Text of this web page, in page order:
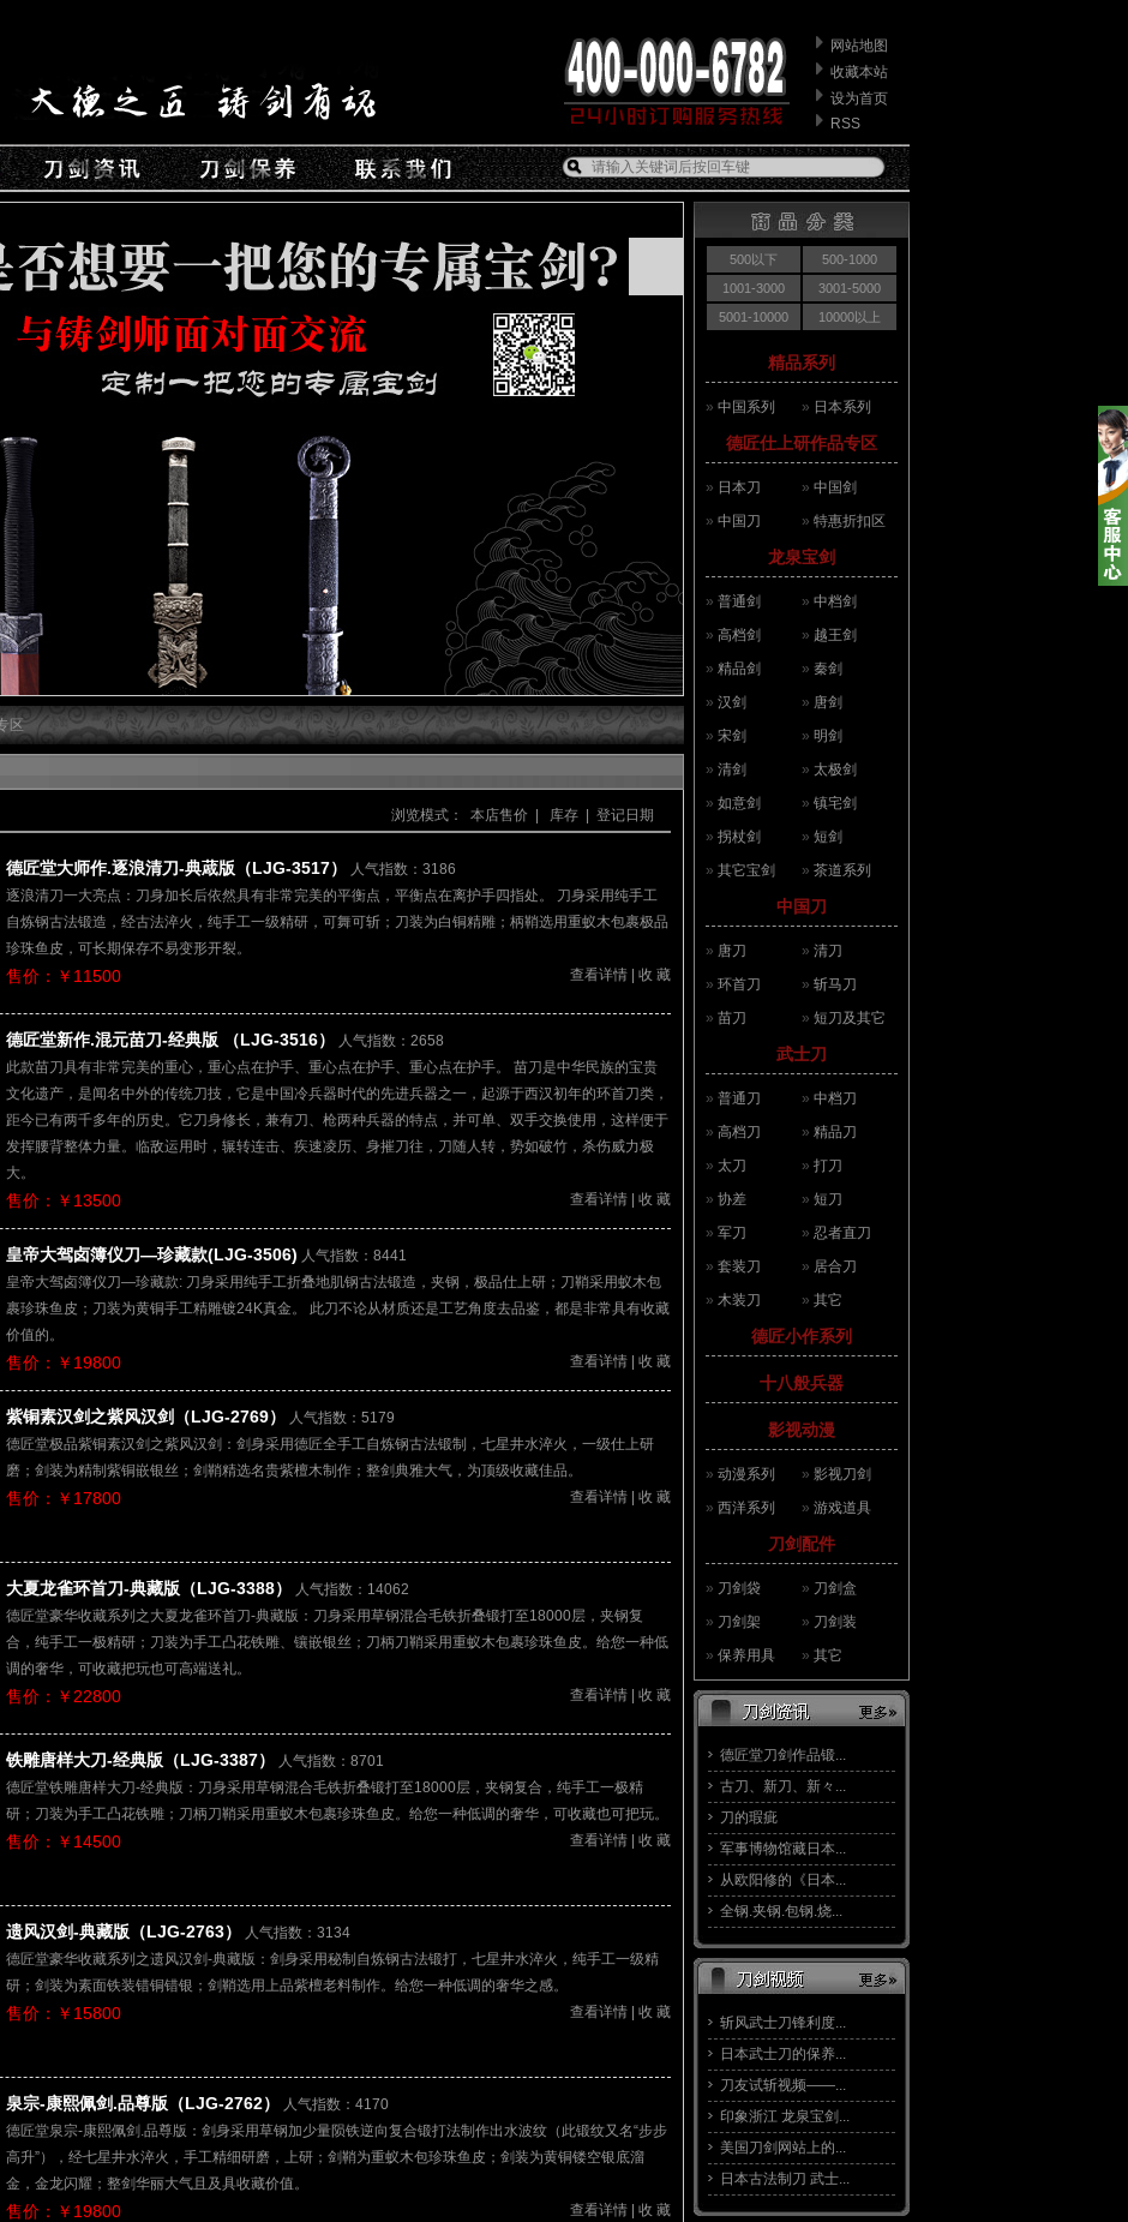
网站地图
收藏本站
设为首页
RSS
500以下
500-1000
1001-3000
3001-5000
5001-10000
10000以上
精品系列
» 中国系列 » 日本系列
德匠仕上研作品专区
» 日本刀 » 中国剑
» 中国刀 » 特惠折扣区
龙泉宝剑
» 普通剑 » 中档剑
» 高档剑 » 越王剑
» 精品剑 » 秦剑
» 汉剑 » 唐剑
» 宋剑 » 明剑
» 清剑 » 太极剑
» 如意剑 » 镇宅剑
» 拐杖剑 » 短剑
» 其它宝剑 » 茶道系列
中国刀
» 唐刀 » 清刀
» 环首刀 » 斩马刀
» 苗刀 » 短刀及其它
武士刀
» 普通刀 » 中档刀
» 高档刀 » 精品刀
» 太刀 » 打刀
» 协差 » 短刀
» 军刀 » 忍者直刀
» 套装刀 » 居合刀
» 木装刀 » 其它
德匠小作系列
十八般兵器
影视动漫
» 动漫系列 » 影视刀剑
» 西洋系列 » 游戏道具
刀剑配件
» 刀剑袋 » 刀剑盒
» 刀剑架 » 刀剑装
» 保养用具 » 其它
德匠堂刀剑作品锻...
古刀、新刀、新々...
刀的瑕疵
军事博物馆藏日本...
从欧阳修的《日本...
全钢.夹钢.包钢.烧...
斩风武士刀锋利度...
日本武士刀的保养...
刀友试斩视频——...
印象浙江 龙泉宝剑...
美国刀剑网站上的...
日本古法制刀 武士...
区
浏览模式： 本店售价 库存 登记日期
德匠堂大师作.逐浪清刀-典蒧版（LJG-3517）
人气指数：3186
逐浪清刀一大亮点：刀身加长后依然具有非常完美的平衡点，平衡点在离护手四指处。 刀身采用纯手工
自炼钢古法锻造，经古法淬火，纯手工一级精研，可舞可斩；刀装为白铜精雕；柄鞘选用重蚁木包裹极品
珍珠鱼皮，可长期保存不易变形开裂。
查看详情
收 藏
售价：￥11500
德匠堂新作.混元苗刀-经典版 （LJG-3516）
人气指数：2658
此款苗刀具有非常完美的重心，重心点在护手、重心点在护手、重心点在护手。 苗刀是中华民族的宝贵
文化遗产，是闻名中外的传统刀技，它是中国冷兵器时代的先进兵器之一，起源于西汉初年的环首刀类，
距今已有两千多年的历史。它刀身修长，兼有刀、枪两种兵器的特点，并可单、双手交换使用，这样便于
发挥腰背整体力量。临敌运用时，辗转连击、疾速凌历、身摧刀往，刀随人转，势如破竹，杀伤威力极
大。
查看详情
收 藏
售价：￥13500
皇帝大驾卤簿仪刀—珍藏款(LJG-3506) 人气指数：8441
皇帝大驾卤簿仪刀—珍藏款: 刀身采用纯手工折叠地肌钢古法锻造，夹钢，极品仕上研；刀鞘采用蚁木包
裹珍珠鱼皮；刀装为黄铜手工精雕镀24K真金。 此刀不论从材质还是工艺角度去品鉴，都是非常具有收藏
价值的。
查看详情
收 藏
售价：￥19800
紫铜素汉剑之紫风汉剑（LJG-2769）
人气指数：5179
德匠堂极品紫铜素汉剑之紫风汉剑：剑身采用德匠全手工自炼钢古法锻制，七星井水淬火，一级仕上研
磨；剑装为精制紫铜嵌银丝；剑鞘精选名贵紫檀木制作；整剑典雅大气，为顶级收藏佳品。
查看详情
收 藏
售价：￥17800
大夏龙雀环首刀-典藏版（LJG-3388）
人气指数：14062
德匠堂豪华收藏系列之大夏龙雀环首刀-典藏版：刀身采用草钢混合毛铁折叠锻打至18000层，夹钢复
合，纯手工一极精研；刀装为手工凸花铁雕、镶嵌银丝；刀柄刀鞘采用重蚁木包裹珍珠鱼皮。给您一种低
调的奢华，可收藏把玩也可高端送礼。
查看详情
收 藏
售价：￥22800
铁雕唐样大刀-经典版（LJG-3387）
人气指数：8701
德匠堂铁雕唐样大刀-经典版：刀身采用草钢混合毛铁折叠锻打至18000层，夹钢复合，纯手工一极精
研；刀装为手工凸花铁雕；刀柄刀鞘采用重蚁木包裹珍珠鱼皮。给您一种低调的奢华，可收藏也可把玩。
查看详情
收 藏
售价：￥14500
遗风汉剑-典藏版（LJG-2763）
人气指数：3134
德匠堂豪华收藏系列之遗风汉剑-典藏版：剑身采用秘制自炼钢古法锻打，七星井水淬火，纯手工一级精
研；剑装为素面铁装错铜错银；剑鞘选用上品紫檀老料制作。给您一种低调的奢华之感。
查看详情
收 藏
售价：￥15800
泉宗-康熙佩剑.品尊版（LJG-2762）
人气指数：4170
德匠堂泉宗-康熙佩剑.品尊版：剑身采用草钢加少量陨铁逆向复合锻打法制作出水波纹（此锻纹又名“步步
高升”），经七星井水淬火，手工精细研磨，上研；剑鞘为重蚁木包珍珠鱼皮；剑装为黄铜镂空银底溜
金，金龙闪耀；整剑华丽大气且及具收藏价值。
查看详情
收 藏
售价：￥19800